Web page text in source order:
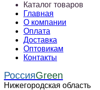
Каталог товаров
Главная
О компании
Оплата
Доставка
Оптовикам
Контакты
РоссияGreen
Нижегородская область